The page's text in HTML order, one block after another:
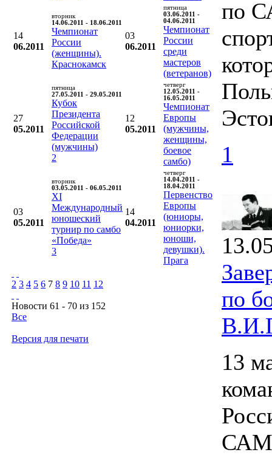
14
06.2011
вторник
14.06.2011 - 18.06.2011
Чемпионат
России
(женщины).
Краснокамск
03
06.2011
пятница
03.06.2011 -
04.06.2011
Чемпионат
России
среди
мастеров
(ветеранов)
27
05.2011
пятница
27.05.2011 - 29.05.2011
Кубок
Президента
Российской
Федерации
(мужчины)
2
12
05.2011
четверг
12.05.2011 -
16.05.2011
Чемпионат
Европы
(мужчины,
женщины,
боевое
самбо)
03
05.2011
вторник
03.05.2011 - 06.05.2011
XI
Международный
юношеский
турнир по самбо
«Победа»
3
14
04.2011
четверг
14.04.2011 -
18.04.2011
Первенство
Европы
(юниоры,
юниорки,
юноши,
девушки).
Прага
2 3 4 5 6 7 8 9 10 11 12
Новости 61 - 70 из 152
Все
Версия для печати
по
1
по
13